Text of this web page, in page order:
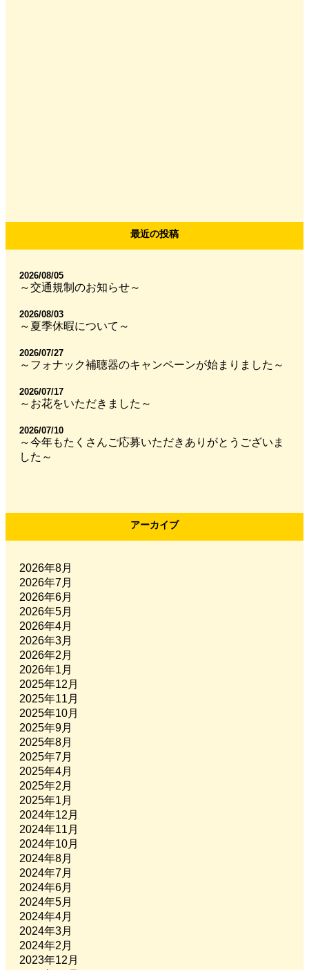
最近の投稿
2026/08/05
～交通規制のお知らせ～
2026/08/03
～夏季休暇について～
2026/07/27
～フォナック補聴器のキャンペーンが始まりました～
2026/07/17
～お花をいただきました～
2026/07/10
～今年もたくさんご応募いただきありがとうございま
した～
アーカイブ
2026年8月
2026年7月
2026年6月
2026年5月
2026年4月
2026年3月
2026年2月
2026年1月
2025年12月
2025年11月
2025年10月
2025年9月
2025年8月
2025年7月
2025年4月
2025年2月
2025年1月
2024年12月
2024年11月
2024年10月
2024年8月
2024年7月
2024年6月
2024年5月
2024年4月
2024年3月
2024年2月
2023年12月